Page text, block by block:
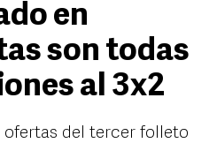
en
son todas
al 3x2
ofertas del tercer folleto